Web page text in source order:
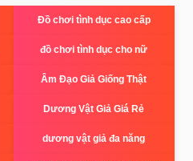
Đồ chơi tình dục cao cấp
đồ chơi tình dục cho nữ
Âm Đạo Giả Giống Thật
Dương Vật Giả Giá Rẻ
dương vật giả đa năng